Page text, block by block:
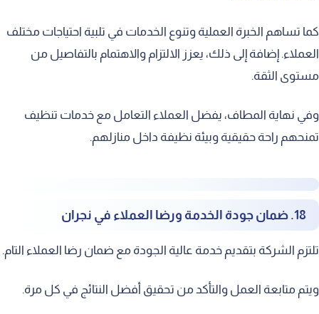
كما تساهم الخبرة العملية وتنوع الخدمات في تلبية احتياجات مختلف
العملاء. إضافة إلى ذلك، يعزز الالتزام والاهتمام بالتفاصيل من
مستوى الثقة.
وفي نهاية المطاف، يفضل العملاء التعامل مع خدمات تنظيف
تمنحهم راحة حقيقية وبيئة نظيفة داخل منازلهم.
18. ضمان جودة الخدمة ورضا العملاء في نجران
تلتزم الشركة بتقديم خدمة عالية الجودة مع ضمان رضا العملاء التام.
ويتم متابعة العمل والتأكد من تحقيق أفضل النتائج في كل مرة.